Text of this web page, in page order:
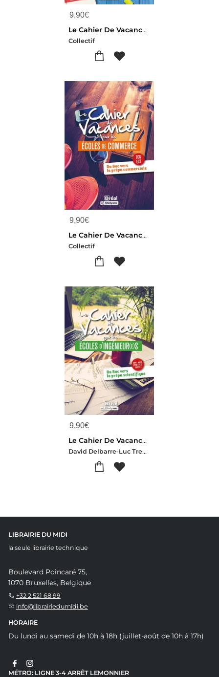
9,90€
Le Cahier De Vacances En Orthographe : Les Bases Pour Reussir Ses Etudes Superieures
Collectif
9,90€
Le Cahier De Vacances Pour Les Ecoles De Commerce
Collectif
9,90€
Le Cahier De Vacances Pour Les Ecoles D'ingenieurs
David Delbarre-Luc Tredez
LIBRAIRIE DU MIDI
la seule librairie technique
Boulevard Poincaré 75,
1070 Bruxelles, Belgique
+32 2 521 68 99
info@librairiedumidi.be
HORAIRE
Du lundi au samedi de 10h à 18h (juillet-août de 10h à 17h)
MÉTRO: LIGNE 3-4 ARRÊT LEMONNIER